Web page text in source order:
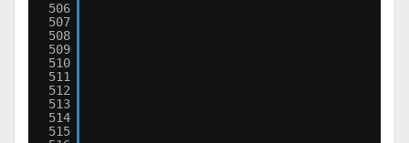
506
507
508
509
510
511
512
513
514
515